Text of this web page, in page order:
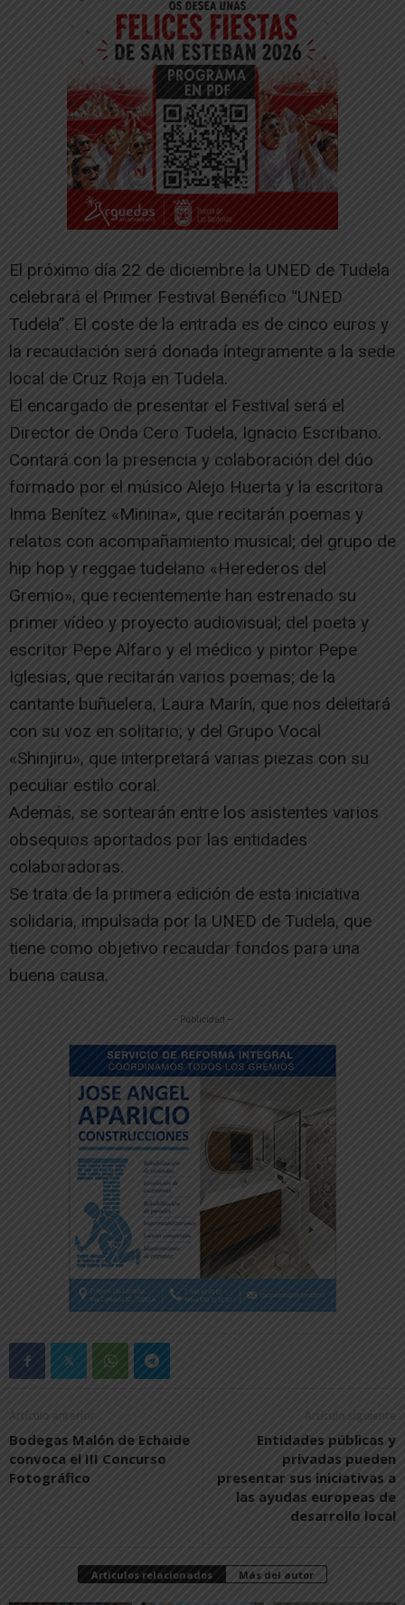
El próximo día 22 de diciembre la UNED de Tudela
celebrará el Primer Festival Benéfico “UNED
Tudela”. El coste de la entrada es de cinco euros y
la recaudación será donada íntegramente a la sede
local de Cruz Roja en Tudela.
El encargado de presentar el Festival será el
Director de Onda Cero Tudela, Ignacio Escribano.
Contará con la presencia y colaboración del dúo
formado por el músico Alejo Huerta y la escritora
Inma Benítez «Minina», que recitarán poemas y
relatos con acompañamiento musical; del grupo de
hip hop y reggae tudelano «Herederos del
Gremio», que recientemente han estrenado su
primer vídeo y proyecto audiovisual; del poeta y
escritor Pepe Alfaro y el médico y pintor Pepe
Iglesias, que recitarán varios poemas; de la
cantante buñuelera, Laura Marín, que nos deleitará
con su voz en solitario; y del Grupo Vocal
«Shinjiru», que interpretará varias piezas con su
peculiar estilo coral.
Además, se sortearán entre los asistentes varios
obsequios aportados por las entidades
colaboradoras.
Se trata de la primera edición de esta iniciativa
solidaria, impulsada por la UNED de Tudela, que
tiene como objetivo recaudar fondos para una
buena causa.
-- Publicidad --
Artículo anterior
Bodegas Malón de Echaide
convoca el III Concurso
Fotográfico
Artículo siguiente
Entidades públicas y
privadas pueden
presentar sus iniciativas a
las ayudas europeas de
desarrollo local
Artículos relacionados Más del autor